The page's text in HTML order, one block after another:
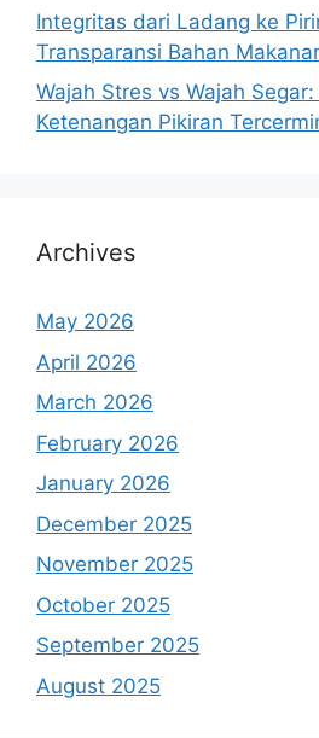
Integritas dari Ladang ke
Transparansi Bahan
Wajah Stres vs Wajah
Ketenangan Pikiran
Archives
May 2026
April 2026
March 2026
February 2026
January 2026
December 2025
November 2025
October 2025
September 2025
August 2025